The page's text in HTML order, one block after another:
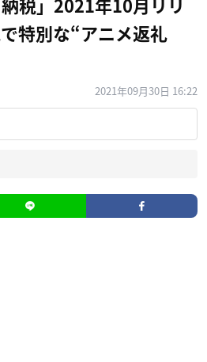
納税」2021年10月リリ
特別な“アニメ返礼
2021年09月30日 16:22